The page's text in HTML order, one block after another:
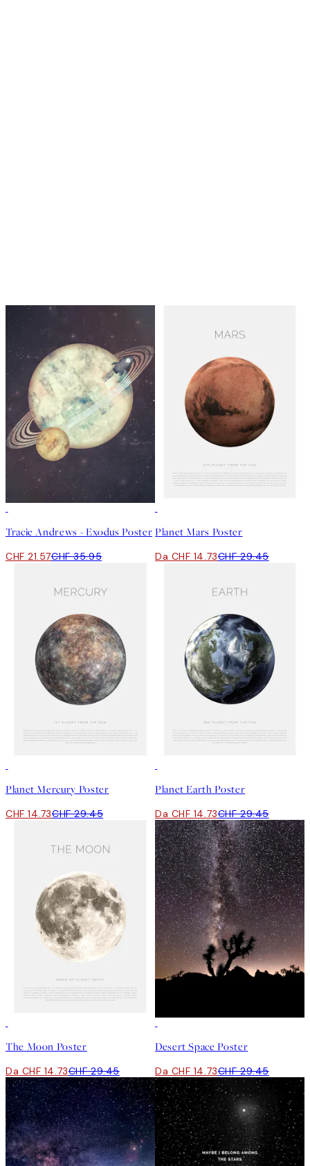
Tracie Andrews - Exodus Poster
CHF 21.57CHF 35.95
Planet Mars Poster
Da CHF 14.73CHF 29.45
Planet Mercury Poster
CHF 14.73CHF 29.45
Planet Earth Poster
Da CHF 14.73CHF 29.45
The Moon Poster
Da CHF 14.73CHF 29.45
Desert Space Poster
Da CHF 14.73CHF 29.45